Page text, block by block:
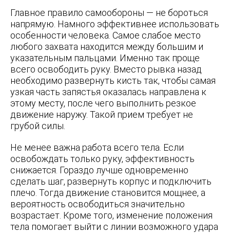
Главное правило самообороны — не бороться
напрямую. Намного эффективнее использовать
особенности человека. Самое слабое место
любого захвата находится между большим и
указательным пальцами. Именно так проще
всего освободить руку. Вместо рывка назад
необходимо развернуть кисть так, чтобы самая
узкая часть запястья оказалась направлена к
этому месту, после чего выполнить резкое
движение наружу. Такой прием требует не
грубой силы.
Не менее важна работа всего тела. Если
освобождать только руку, эффективность
снижается. Гораздо лучше одновременно
сделать шаг, развернуть корпус и подключить
плечо. Тогда движение становится мощнее, а
вероятность освободиться значительно
возрастает. Кроме того, изменение положения
тела помогает выйти с линии возможного удара